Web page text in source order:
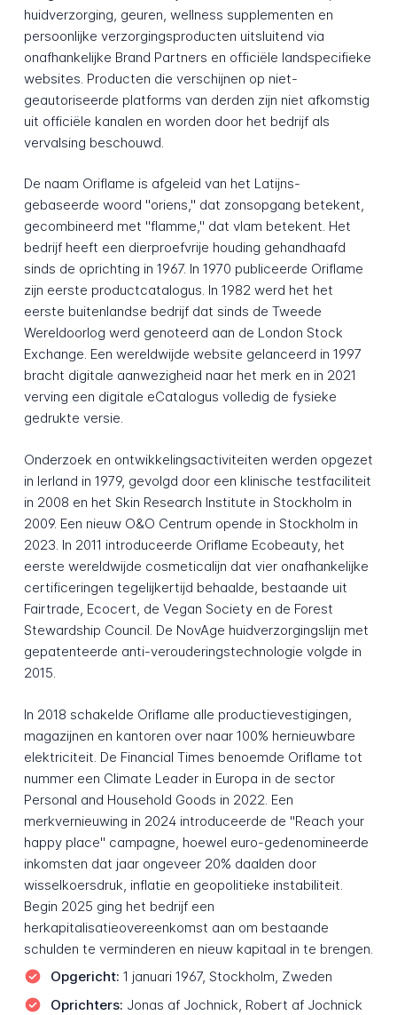
huidverzorging, geuren, wellness supplementen en
persoonlijke verzorgingsproducten uitsluitend via
onafhankelijke Brand Partners en officiële landspecifieke
websites. Producten die verschijnen op niet-
geautoriseerde platforms van derden zijn niet afkomstig
uit officiële kanalen en worden door het bedrijf als
vervalsing beschouwd.
De naam Oriflame is afgeleid van het Latijns-
gebaseerde woord "oriens," dat zonsopgang betekent,
gecombineerd met "flamme," dat vlam betekent. Het
bedrijf heeft een dierproefvrije houding gehandhaafd
sinds de oprichting in 1967. In 1970 publiceerde Oriflame
zijn eerste productcatalogus. In 1982 werd het het
eerste buitenlandse bedrijf dat sinds de Tweede
Wereldoorlog werd genoteerd aan de London Stock
Exchange. Een wereldwijde website gelanceerd in 1997
bracht digitale aanwezigheid naar het merk en in 2021
verving een digitale eCatalogus volledig de fysieke
gedrukte versie.
Onderzoek en ontwikkelingsactiviteiten werden opgezet
in Ierland in 1979, gevolgd door een klinische testfaciliteit
in 2008 en het Skin Research Institute in Stockholm in
2009. Een nieuw O&O Centrum opende in Stockholm in
2023. In 2011 introduceerde Oriflame Ecobeauty, het
eerste wereldwijde cosmeticalijn dat vier onafhankelijke
certificeringen tegelijkertijd behaalde, bestaande uit
Fairtrade, Ecocert, de Vegan Society en de Forest
Stewardship Council. De NovAge huidverzorgingslijn met
gepatenteerde anti-verouderingstechnologie volgde in
2015.
In 2018 schakelde Oriflame alle productievestigingen,
magazijnen en kantoren over naar 100% hernieuwbare
elektriciteit. De Financial Times benoemde Oriflame tot
nummer een Climate Leader in Europa in de sector
Personal and Household Goods in 2022. Een
merkvernieuwing in 2024 introduceerde de "Reach your
happy place" campagne, hoewel euro-gedenomineerde
inkomsten dat jaar ongeveer 20% daalden door
wisselkoersdruk, inflatie en geopolitieke instabiliteit.
Begin 2025 ging het bedrijf een
herkapitalisatieovereenkomst aan om bestaande
schulden te verminderen en nieuw kapitaal in te brengen.
Opgericht: 1 januari 1967, Stockholm, Zweden
Oprichters: Jonas af Jochnick, Robert af Jochnick